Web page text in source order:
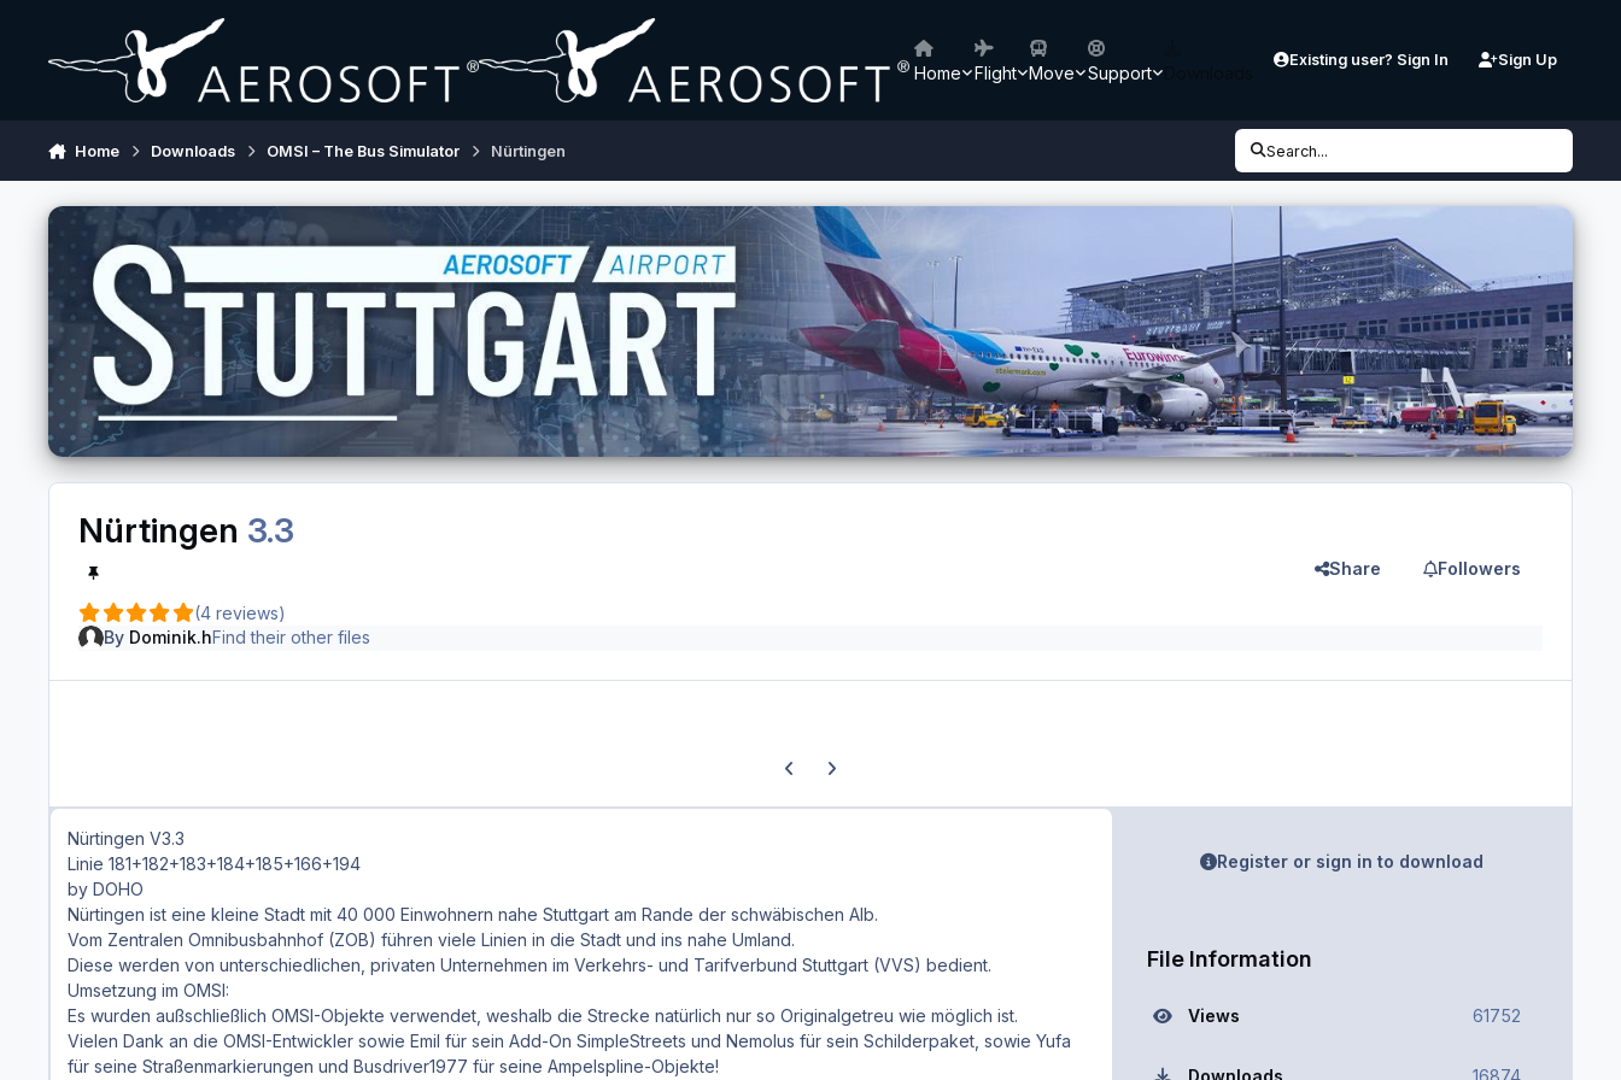
Home Flight Move Support
Existing user? Sign In Sign Up
Home Downloads OMSI – The Bus Simulator Nürtingen Search...
Nürtingen 3.3
(4 reviews)
Share Followers
By Dominik.hFind their other files
Previous carousel slide
Next carousel slide
Nürtingen V3.3
Linie 181+182+183+184+185+166+194
by DOHO
Nürtingen ist eine kleine Stadt mit 40 000 Einwohnern nahe Stuttgart am Rande der schwäbischen Alb.
Vom Zentralen Omnibusbahnhof (ZOB) führen viele Linien in die Stadt und ins nahe Umland.
Diese werden von unterschiedlichen, privaten Unternehmen im Verkehrs- und Tarifverbund Stuttgart (VVS) bedient.
Umsetzung im OMSI:
Es wurden außschließlich OMSI-Objekte verwendet, weshalb die Strecke natürlich nur so Originalgetreu wie möglich ist.
Vielen Dank an die OMSI-Entwickler sowie Emil für sein Add-On SimpleStreets und Nemolus für sein Schilderpaket, sowie Yufa
für seine Straßenmarkierungen und Busdriver1977 für seine Ampelspline-Objekte!
Register or sign in to download
File Information
Views 61752